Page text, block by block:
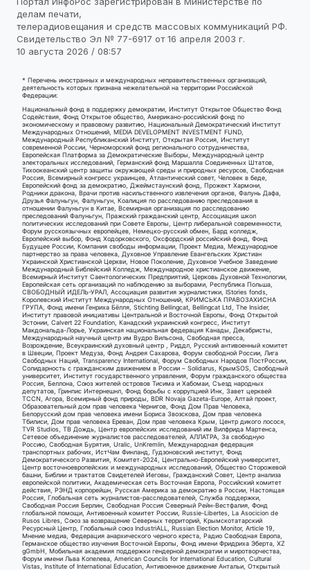
делам печати,
телерадиовещания и средств массовых коммуникаций РФ.
Свидетельство Эл № 77-6917 от 16 апреля 2003 г.
10 августа 2026 / 08:57